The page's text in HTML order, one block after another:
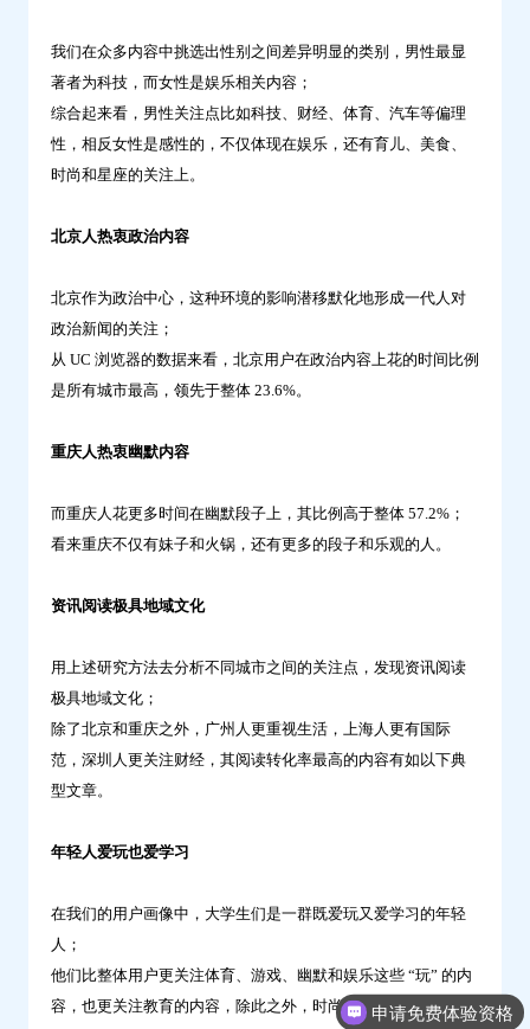
我们在众多内容中挑选出性别之间差异明显的类别，男性最显
著者为科技，而女性是娱乐相关内容；
综合起来看，男性关注点比如科技、财经、体育、汽车等偏理
性，相反女性是感性的，不仅体现在娱乐，还有育儿、美食、
时尚和星座的关注上。
北京人热衷政治内容
北京作为政治中心，这种环境的影响潜移默化地形成一代人对
政治新闻的关注；
从 UC 浏览器的数据来看，北京用户在政治内容上花的时间比例
是所有城市最高，领先于整体 23.6%。
重庆人热衷幽默内容
而重庆人花更多时间在幽默段子上，其比例高于整体 57.2%；
看来重庆不仅有妹子和火锅，还有更多的段子和乐观的人。
资讯阅读极具地域文化
用上述研究方法去分析不同城市之间的关注点，发现资讯阅读
极具地域文化；
除了北京和重庆之外，广州人更重视生活，上海人更有国际
范，深圳人更关注财经，其阅读转化率最高的内容有如以下典
型文章。
年轻人爱玩也爱学习
在我们的用户画像中，大学生们是一群既爱玩又爱学习的年轻
人；
他们比整体用户更关注体育、游戏、幽默和娱乐这些 “玩” 的内
容，也更关注教育的内容，除此之外，时尚和星座这些也是他
申请免费体验资格